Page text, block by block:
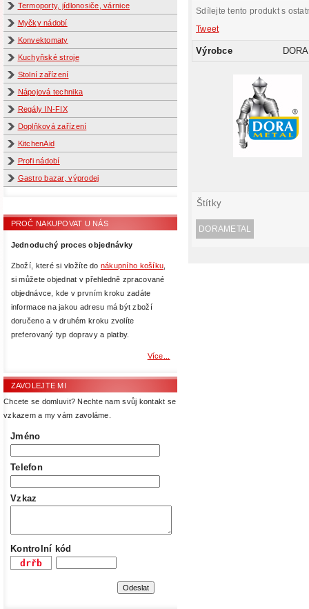
Termoporty, jídlonosiče, várnice
Myčky nádobí
Konvektomaty
Kuchyňské stroje
Stolní zařízení
Nápojová technika
Regály IN-FIX
Doplňková zařízení
KitchenAid
Profi nádobí
Gastro bazar, výprodej
PROČ NAKUPOVAT U NÁS
Jednoduchý proces objednávky
Zboží, které si vložíte do nákupního košíku,
si můžete objednat v přehledně zpracované
objednávce, kde v prvním kroku zadáte
informace na jakou adresu má být zboží
doručeno a v druhém kroku zvolíte
preferovaný typ dopravy a platby.
Více...
ZAVOLEJTE MI
Chcete se domluvit? Nechte nam svůj kontakt se
vzkazem a my vám zavoláme.
Jméno
Telefon
Vzkaz
Kontrolní kód
Sdílejte tento produkt s
Tweet
Výrobce
Štítky
DORAMETAL